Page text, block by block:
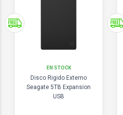
EN STOCK
Disco Rigido Externo
Seagate 5TB Expansion
USB